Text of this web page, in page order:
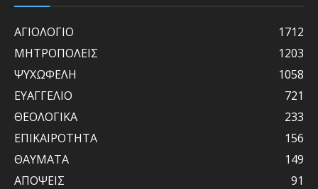
ΑΓΙΟΛΟΓΙΟ
1712
ΜΗΤΡΟΠΟΛΕΙΣ
1203
ΨΥΧΩΦΕΛΗ
1058
ΕΥΑΓΓΕΛΙΟ
721
ΘΕΟΛΟΓΙΚΑ
233
ΕΠΙΚΑΙΡΟΤΗΤΑ
156
ΘΑΥΜΑΤΑ
149
ΑΠΟΨΕΙΣ
91